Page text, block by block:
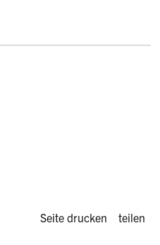
Diese Seite
Seite drucken teilen